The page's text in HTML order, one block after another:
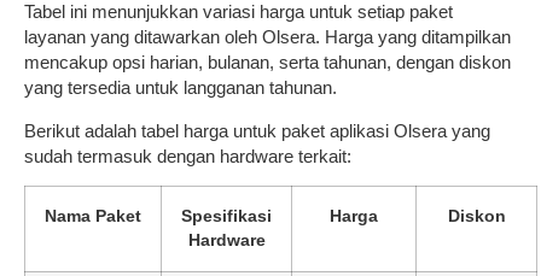
Tabel ini menunjukkan variasi harga untuk setiap paket
layanan yang ditawarkan oleh Olsera. Harga yang ditampilkan
mencakup opsi harian, bulanan, serta tahunan, dengan diskon
yang tersedia untuk langganan tahunan.
Berikut adalah tabel harga untuk paket aplikasi Olsera yang
sudah termasuk dengan hardware terkait:
Nama Paket
Spesifikasi
Hardware
Harga Diskon